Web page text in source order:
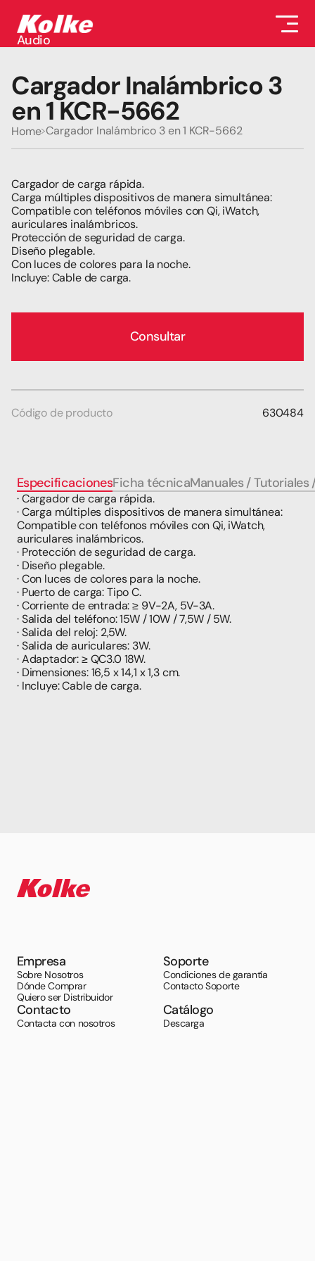
Audio
Auriculares
Conectividad
Gaming
Seguridad
Cargador Inalámbrico 3
en 1 KCR-5662
Home Cargador Inalámbrico 3 en 1 KCR-5662
Cargador de carga rápida.
Carga múltiples dispositivos de manera simultánea:
Compatible con teléfonos móviles con Qi, iWatch,
auriculares inalámbricos.
Protección de seguridad de carga.
Diseño plegable.
Con luces de colores para la noche.
Incluye: Cable de carga.
Consultar
Código de producto 630484
EspecificacionesFicha técnicaManuales / Tutoriales
· Cargador de carga rápida.
· Carga múltiples dispositivos de manera simultánea:
Compatible con teléfonos móviles con Qi, iWatch,
auriculares inalámbricos.
· Protección de seguridad de carga.
· Diseño plegable.
· Con luces de colores para la noche.
· Puerto de carga: Tipo C.
· Corriente de entrada: ≥ 9V-2A, 5V-3A.
· Salida del teléfono: 15W / 10W / 7,5W / 5W.
· Salida del reloj: 2,5W.
· Salida de auriculares: 3W.
· Adaptador: ≥ QC3.0 18W.
· Dimensiones: 16,5 x 14,1 x 1,3 cm.
· Incluye: Cable de carga.
Empresa
Sobre Nosotros
Dónde Comprar
Quiero ser Distribuidor
Soporte
Condiciones de garantía
Contacto Soporte
Contacto
Contacta con nosotros
Catálogo
Descarga